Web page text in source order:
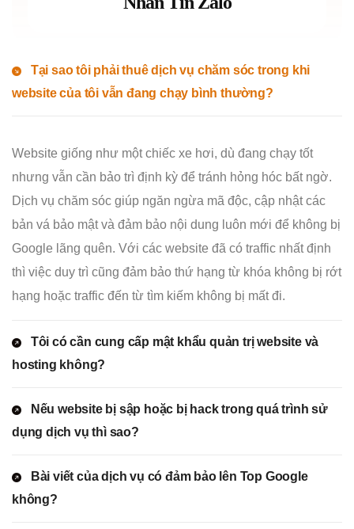
Tại sao tôi phải thuê dịch vụ chăm sóc trong khi
website của tôi vẫn đang chạy bình thường?
Website giống như một chiếc xe hơi, dù đang chạy tốt
nhưng vẫn cần bảo trì định kỳ để tránh hỏng hóc bất ngờ.
Dịch vụ chăm sóc giúp ngăn ngừa mã độc, cập nhật các
bản vá bảo mật và đảm bảo nội dung luôn mới để không bị
Google lãng quên. Với các website đã có traffic nhất định
thì việc duy trì cũng đảm bảo thứ hạng từ khóa không bị rớt
hạng hoặc traffic đến từ tìm kiếm không bị mất đi.
Tôi có cần cung cấp mật khẩu quản trị website và
hosting không?
Nếu website bị sập hoặc bị hack trong quá trình sử
dụng dịch vụ thì sao?
Bài viết của dịch vụ có đảm bảo lên Top Google
không?